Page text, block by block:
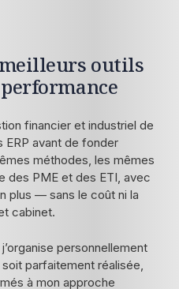
outils
financier et industriel de
ERP avant de fonder
méthodes, les mêmes
des PME et des ETI, avec
plus — sans le coût ni la
cabinet.
personnellement
parfaitement réalisée,
à mon approche